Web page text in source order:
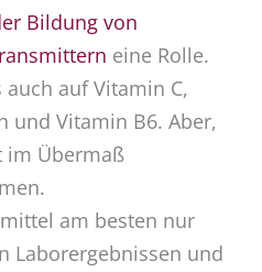
Bildung von
eine Rolle.
auf Vitamin C,
und Vitamin B6. Aber,
im Übermaß
am besten nur
Laborergebnissen und